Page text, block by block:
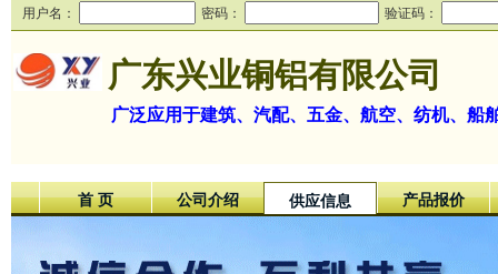
用户名： 密码： 验证码：
广东兴业铜铝有限公司
广泛应用于建筑、汽配、五金、航空、纺机、船
首 页 公司介绍 供应信息 产品报价